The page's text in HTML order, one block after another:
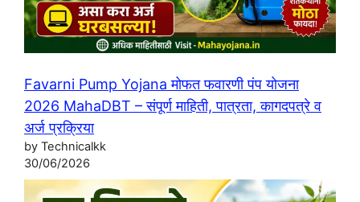
Favarni Pump Yojana मोफत फवारणी पंप योजना
2026 MahaDBT – संपूर्ण माहिती, पात्रता, कागदपत्रे व
अर्ज प्रक्रिया
by Technicalkk
30/06/2026